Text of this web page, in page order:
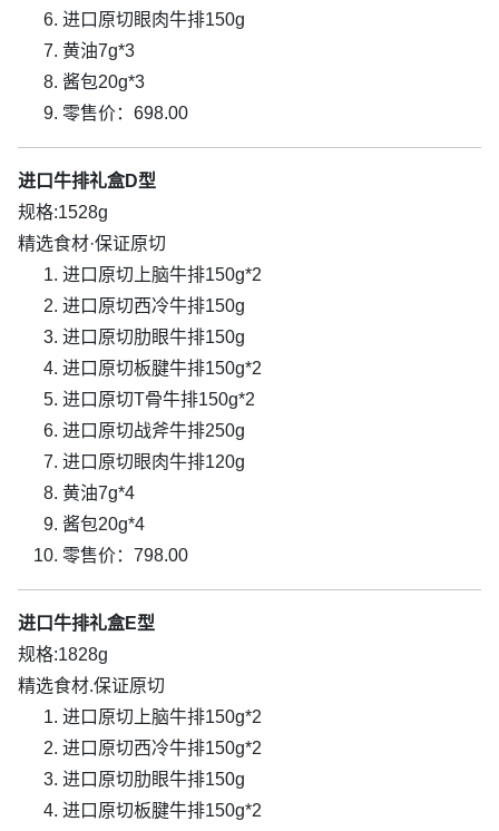
进口原切眼肉牛排150g
黄油7g*3
酱包20g*3
零售价：698.00
进口牛排礼盒D型
规格:1528g
精选食材·保证原切
进口原切上脑牛排150g*2
进口原切西冷牛排150g
进口原切肋眼牛排150g
进口原切板腱牛排150g*2
进口原切T骨牛排150g*2
进口原切战斧牛排250g
进口原切眼肉牛排120g
黄油7g*4
酱包20g*4
零售价：798.00
进口牛排礼盒E型
规格:1828g
精选食材.保证原切
进口原切上脑牛排150g*2
进口原切西冷牛排150g*2
进口原切肋眼牛排150g
进口原切板腱牛排150g*2